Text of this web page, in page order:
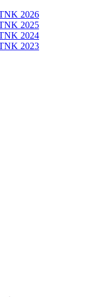
2026
2025
2024
2023